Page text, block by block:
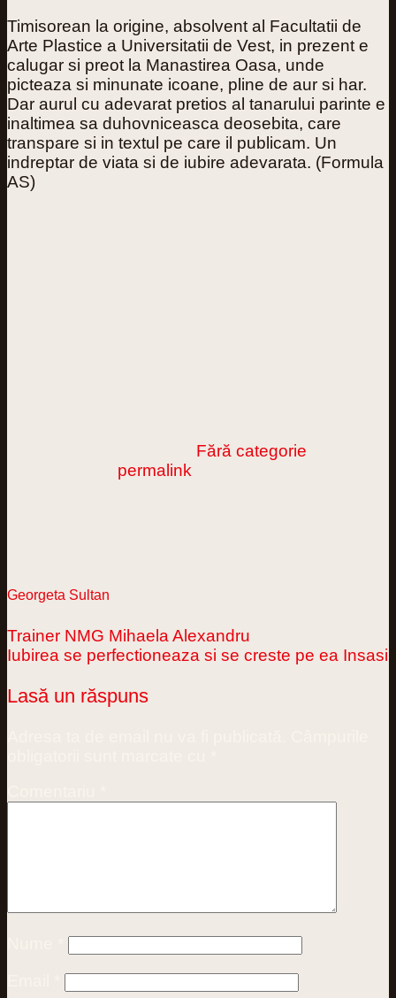
Timisorean la origine, absolvent al Facultatii de
Arte Plastice a Universitatii de Vest, in prezent e
calugar si preot la Manastirea Oasa, unde
picteaza si minunate icoane, pline de aur si har.
Dar aurul cu adevarat pretios al tanarului parinte e
inaltimea sa duhovniceasca deosebita, care
transpare si in textul pe care il publicam. Un
indreptar de viata si de iubire adevarata. (Formula
AS)
Fără categorie
permalink
Georgeta Sultan
Trainer NMG Mihaela Alexandru
Iubirea se perfectioneaza si se creste pe ea Insasi
Lasă un răspuns